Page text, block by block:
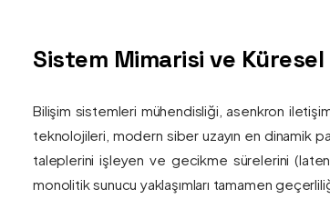
Sistem Mimarisi ve
Bilişim sistemleri mühendisliği, asenkron
teknolojileri, modern siber uzayın en dinamik
taleplerini işleyen ve gecikme sürelerini
monolitik sunucu yaklaşımları tamamen